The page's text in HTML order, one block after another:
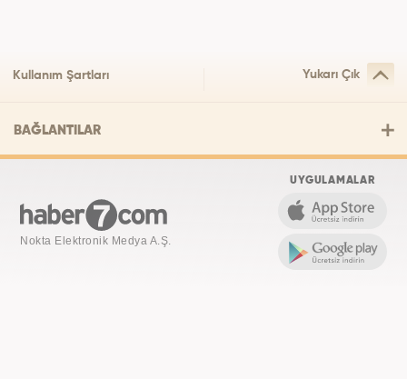
Kullanım Şartları Yukarı Çık
BAĞLANTILAR
Nokta Elektronik Medya A.Ş.
UYGULAMALAR